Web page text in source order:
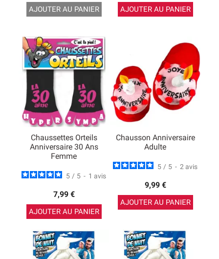
AJOUTER AU PANIER AJOUTER AU PANIER
Chaussettes Orteils
Anniversaire 30 Ans
Femme
5 / 5 - 1 avis
7,99 €
AJOUTER AU PANIER
Chausson Anniversaire
Adulte
5 / 5 - 2 avis
9,99 €
AJOUTER AU PANIER